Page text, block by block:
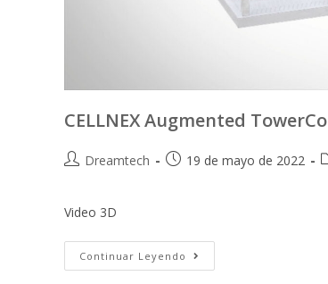
CELLNEX Augmented TowerCo
Dreamtech 19 de mayo de 2022
Video 3D
Continuar Leyendo